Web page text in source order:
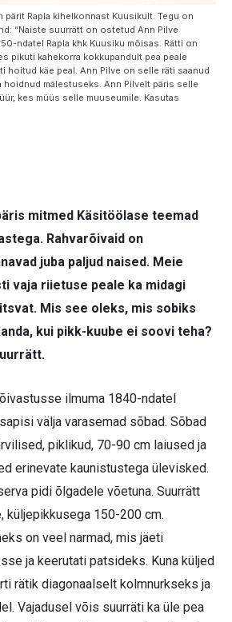
pärit Rapla kihelkonnast Kuusikult. Tegu on
“Naiste suurrätt on ostetud Ann Pilve
ndatel Rapla khk Kuusiku mõisas. Rätti on
pikuti kahekorra kokkupandult pea peale
hoitud käe peal. Ann Pilve on selle räti saanud
hoidnud mälestuseks. Ann Pilvelt päris selle
kes müüs selle muuseumile. Kasutas
mitmed Käsitöölase teemad
Rahvarõivaid on
juba paljud naised. Meie
vaja riietuse peale ka midagi
Mis see oleks, mis sobiks
kui pikk-kuube ei soovi teha?
ilmuma 1840-ndatel
välja varasemad sõbad. Sõbad
piklikud, 70-90 cm laiused ja
erinevate kaunistustega ülevisked.
pidi õlgadele võetuna. Suurrätt
küljepikkusega 150-200 cm.
on veel narmad, mis jäeti
ja keerutati patsideks. Kuna küljed
rätik diagonaalselt kolmnurkseks ja
Vajadusel võis suurräti ka üle pea